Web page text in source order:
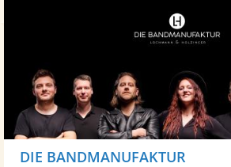
DIE BANDMANUFAKTUR